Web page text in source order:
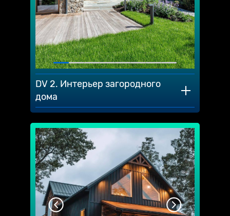
DV 2. Интерьер загородного
дома